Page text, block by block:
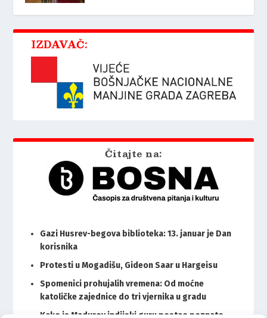
IZDAVAČ:
Čitajte na:
Gazi Husrev-begova biblioteka: 13. januar je Dan
korisnika
Protesti u Mogadišu, Gideon Saar u Hargeisu
Spomenici prohujalih vremena: Od moćne
katoličke zajednice do tri vjernika u gradu
Kako je Madurov indijski guru postao poznato